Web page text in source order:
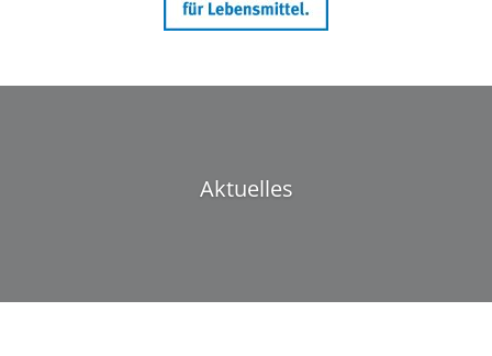
Aktuelles